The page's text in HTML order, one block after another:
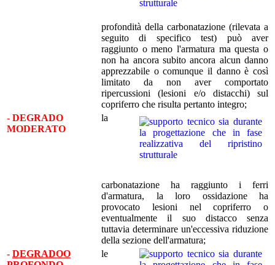
profondità della carbonatazione (rilevata a
seguito di specifico test) può aver
raggiunto o meno l'armatura ma questa o
non ha ancora subito ancora alcun danno
apprezzabile o comunque il danno è così
limitato da non aver comportato
ripercussioni (lesioni e/o distacchi) sul
copriferro che risulta pertanto integro;
- DEGRADO
MODERATO
la
carbonatazione ha raggiunto i ferri
d'armatura, la loro ossidazione ha
provocato lesioni nel copriferro o
eventualmente il suo distacco senza
tuttavia determinare un'eccessiva riduzione
della sezione dell'armatura;
- DEGRADOO
le